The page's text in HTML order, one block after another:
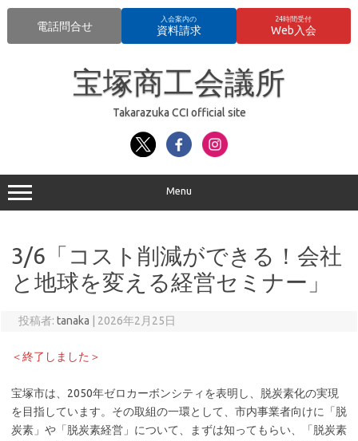
電話問合せ
入会案内の
資料請求
24時間受付
Web入会
宝塚商工会議所
Takarazuka CCI official site
Menu
3/6「コスト削減ができる！会社
と地球を変える経営セミナー」
投稿者: tanaka 2026年2月25日
＜終了しました＞
宝塚市は、2050年ゼロカーボンシティを表明し、脱炭素化の実現
を目指しています。その取組の一環として、市内事業者向けに「脱
炭素」や「脱炭素経営」について、まずは知ってもらい、「脱炭素